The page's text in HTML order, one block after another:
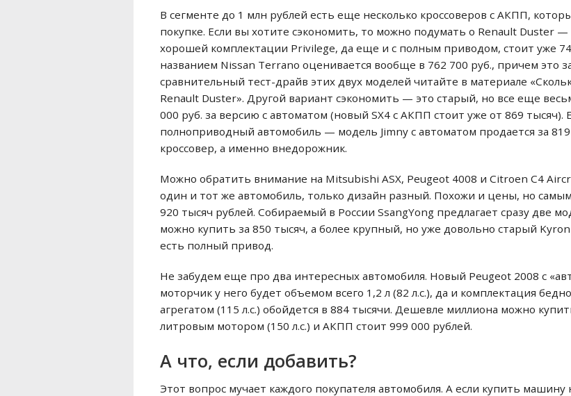
В сегменте до 1 млн рублей есть еще несколько кроссоверов с АКПП,
покупке. Если вы хотите сэкономить, то можно подумать о Renault Duster —
хорошей комплектации Privilege, да еще и с полным приводом, стоит уже
названием Nissan Terrano оценивается вообще в 762 700 руб., причем это
сравнительный тест-драйв этих двух моделей читайте в материале
Renault Duster». Другой вариант сэкономить — это старый, но все еще
000 руб. за версию с автоматом (новый SX4 с АКПП стоит уже от 869 тысяч).
полноприводный автомобиль — модель Jimny с автоматом продается за
кроссовер, а именно внедорожник.
Можно обратить внимание на Mitsubishi ASX, Peugeot 4008 и Citroen C4
один и тот же автомобиль, только дизайн разный. Похожи и цены, но
920 тысяч рублей. Собираемый в России SsangYong предлагает сразу две
можно купить за 850 тысяч, а более крупный, но уже довольно старый
есть полный привод.
Не забудем еще про два интересных автомобиля. Новый Peugeot 2008 с
моторчик у него будет объемом всего 1,2 л (82 л.с.), да и комплектация
агрегатом (115 л.с.) обойдется в 884 тысячи. Дешевле миллиона можно
литровым мотором (150 л.с.) и АКПП стоит 999 000 рублей.
А что, если добавить?
Этот вопрос мучает каждого покупателя автомобиля. А если купить